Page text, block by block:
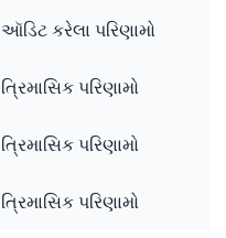
ઑડિટ કરેલા પરિણામો
ત્રિમાસિક પરિણામો
ત્રિમાસિક પરિણામો
ત્રિમાસિક પરિણામો